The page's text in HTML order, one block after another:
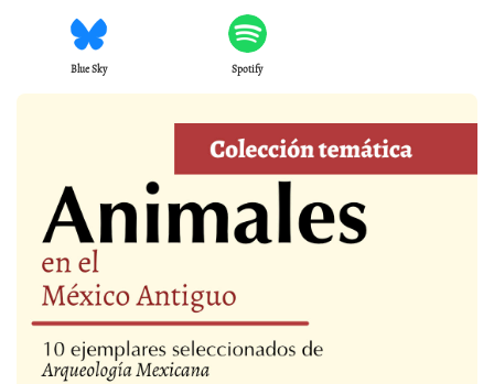
Blue Sky Spotify